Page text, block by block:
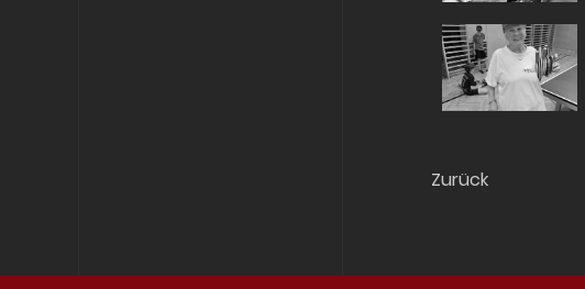
Zurück